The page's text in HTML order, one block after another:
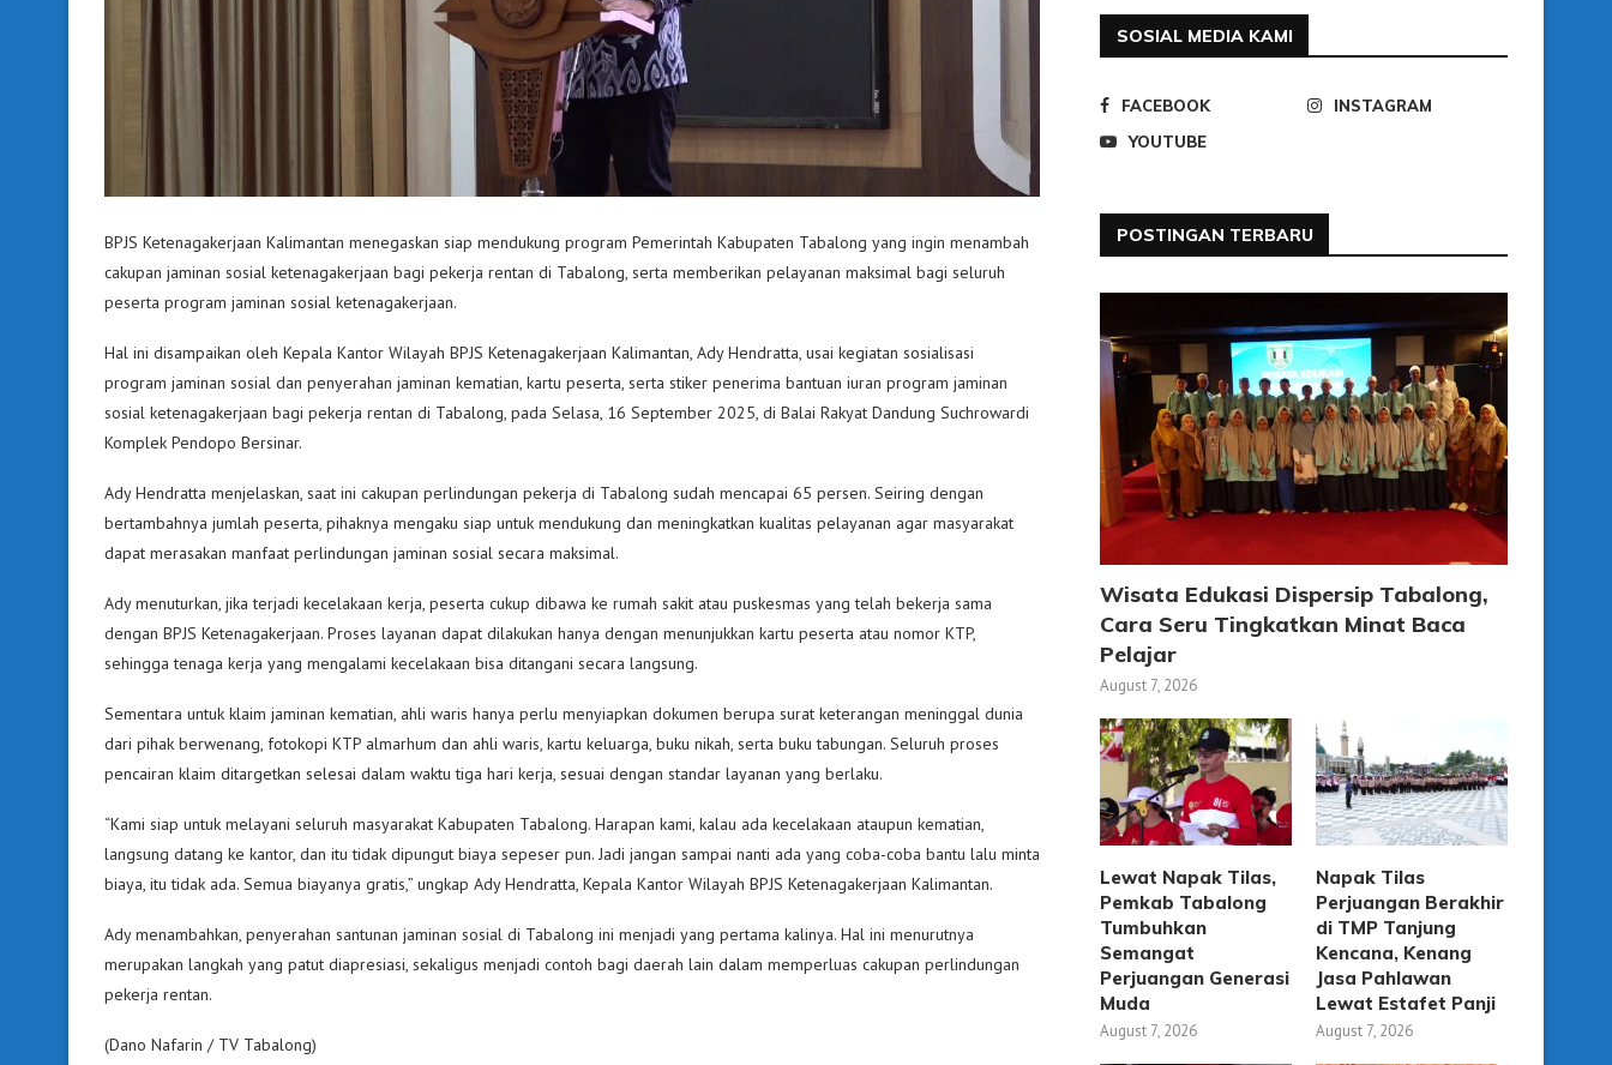
BPJS Ketenagakerjaan Kalimantan menegaskan siap mendukung program Pemerintah Kabupaten Tabalong yang ingin menambah
cakupan jaminan sosial ketenagakerjaan bagi pekerja rentan di Tabalong, serta memberikan pelayanan maksimal bagi seluruh
peserta program jaminan sosial ketenagakerjaan.
Hal ini disampaikan oleh Kepala Kantor Wilayah BPJS Ketenagakerjaan Kalimantan, Ady Hendratta, usai kegiatan sosialisasi
program jaminan sosial dan penyerahan jaminan kematian, kartu peserta, serta stiker penerima bantuan iuran program jaminan
sosial ketenagakerjaan bagi pekerja rentan di Tabalong, pada Selasa, 16 September 2025, di Balai Rakyat Dandung Suchrowardi
Komplek Pendopo Bersinar.
Ady Hendratta menjelaskan, saat ini cakupan perlindungan pekerja di Tabalong sudah mencapai 65 persen. Seiring dengan
bertambahnya jumlah peserta, pihaknya mengaku siap untuk mendukung dan meningkatkan kualitas pelayanan agar masyarakat
dapat merasakan manfaat perlindungan jaminan sosial secara maksimal.
Ady menuturkan, jika terjadi kecelakaan kerja, peserta cukup dibawa ke rumah sakit atau puskesmas yang telah bekerja sama
dengan BPJS Ketenagakerjaan. Proses layanan dapat dilakukan hanya dengan menunjukkan kartu peserta atau nomor KTP,
sehingga tenaga kerja yang mengalami kecelakaan bisa ditangani secara langsung.
Sementara untuk klaim jaminan kematian, ahli waris hanya perlu menyiapkan dokumen berupa surat keterangan meninggal dunia
dari pihak berwenang, fotokopi KTP almarhum dan ahli waris, kartu keluarga, buku nikah, serta buku tabungan. Seluruh proses
pencairan klaim ditargetkan selesai dalam waktu tiga hari kerja, sesuai dengan standar layanan yang berlaku.
“Kami siap untuk melayani seluruh masyarakat Kabupaten Tabalong. Harapan kami, kalau ada kecelakaan ataupun kematian,
langsung datang ke kantor, dan itu tidak dipungut biaya sepeser pun. Jadi jangan sampai nanti ada yang coba-coba bantu lalu minta
biaya, itu tidak ada. Semua biayanya gratis,” ungkap Ady Hendratta, Kepala Kantor Wilayah BPJS Ketenagakerjaan Kalimantan.
Ady menambahkan, penyerahan santunan jaminan sosial di Tabalong ini menjadi yang pertama kalinya. Hal ini menurutnya
merupakan langkah yang patut diapresiasi, sekaligus menjadi contoh bagi daerah lain dalam memperluas cakupan perlindungan
pekerja rentan.
(Dano Nafarin / TV Tabalong)
SOSIAL MEDIA KAMI
FACEBOOK
INSTAGRAM
YOUTUBE
POSTINGAN TERBARU
Wisata Edukasi Dispersip Tabalong,
Cara Seru Tingkatkan Minat Baca
Pelajar
August 7, 2026
Lewat Napak Tilas,
Pemkab Tabalong
Tumbuhkan
Semangat
Perjuangan Generasi
Muda
August 7, 2026
Napak Tilas
Perjuangan Berakhir
di TMP Tanjung
Kencana, Kenang
Jasa Pahlawan
Lewat Estafet Panji
August 7, 2026